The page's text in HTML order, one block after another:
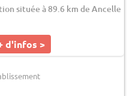
située à 89.6 km de Ancelle
d'infos >